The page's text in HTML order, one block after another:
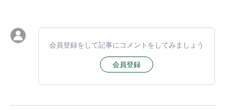
会員登録をして記事にコメントをしてみましょう
会員登録